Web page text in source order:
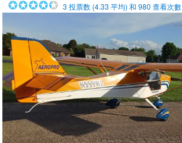
3 投票数 (4.33 平均) 和980 查看次數